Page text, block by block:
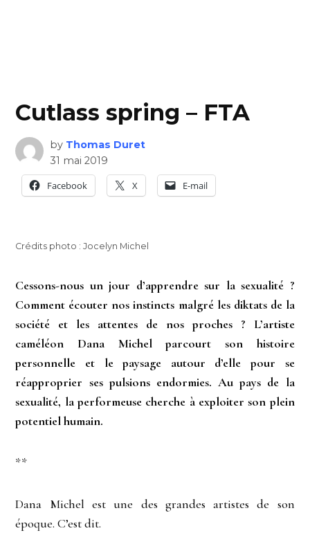
Cutlass spring – FTA
by Thomas Duret
31 mai 2019
Facebook
X E-mail
Crédits photo : Jocelyn Michel
Cessons-nous un jour d’apprendre sur la sexualité ?
Comment écouter nos instincts malgré les diktats de la
société et les attentes de nos proches ? L’artiste
caméléon Dana Michel parcourt son histoire
personnelle et le paysage autour d’elle pour se
réapproprier ses pulsions endormies. Au pays de la
sexualité, la performeuse cherche à exploiter son plein
potentiel humain.
**
Dana Michel est une des grandes artistes de son
époque. C’est dit.